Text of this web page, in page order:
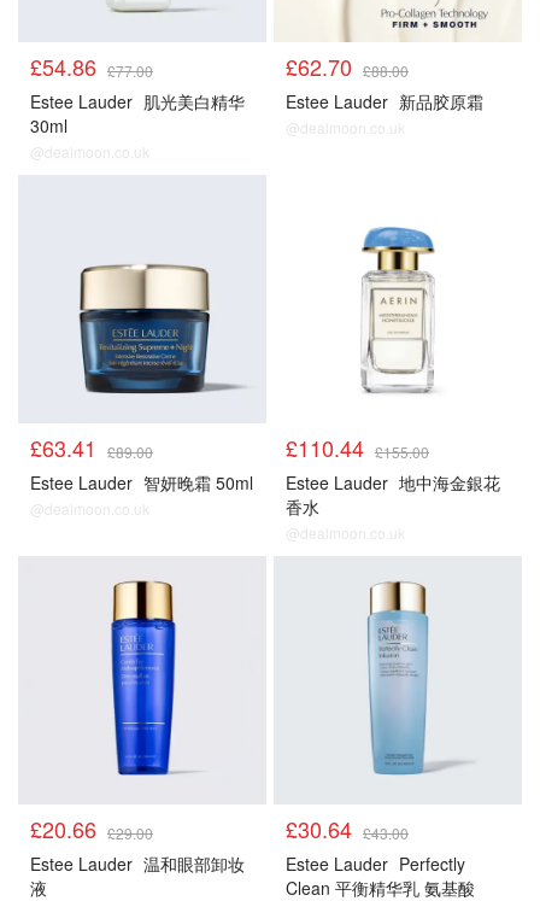
£54.86 £77.00
Estee Lauder 肌光美白精华
30ml
@dealmoon.co.uk
£62.70 £88.00
Estee Lauder 新品胶原霜
@dealmoon.co.uk
£63.41 £89.00
Estee Lauder 智妍晚霜 50ml
@dealmoon.co.uk
£110.44 £155.00
Estee Lauder 地中海金銀花
香水
@dealmoon.co.uk
£20.66 £29.00
Estee Lauder 温和眼部卸妆
液
£30.64 £43.00
Estee Lauder Perfectly
Clean 平衡精华乳 氨基酸